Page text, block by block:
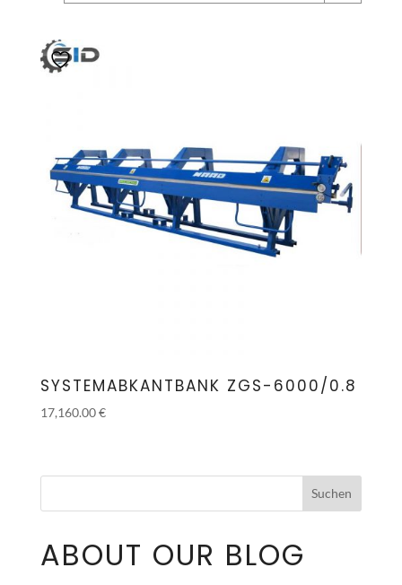
SYSTEMABKANTBANK ZGS-6000/0.8
17,160.00€
ABOUT OUR BLOG